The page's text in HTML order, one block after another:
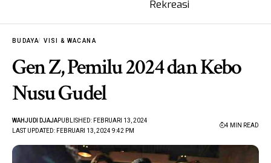
Rekreasi
BUDAYA VISI & WACANA
Gen Z, Pemilu 2024 dan Kebo
Nusu Gudel
LAST UPDATED: FEBRUARI 13, 2024 9:42 PM
WAHJUDI DJAJAPUBLISHED: FEBRUARI 13, 2024
4 MIN READ